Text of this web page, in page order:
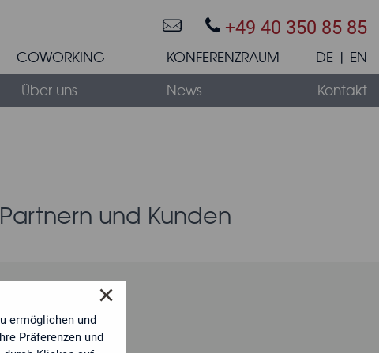
+49 40 350 85 85
COWORKING KONFERENZRAUM DE
EN
Über uns News Kontakt
und Kunden
×
×
ermöglichen und
Präferenzen und